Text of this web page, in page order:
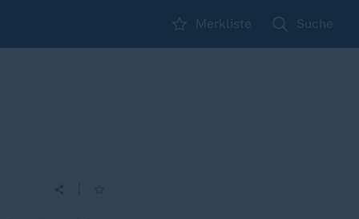
Merkliste Suche